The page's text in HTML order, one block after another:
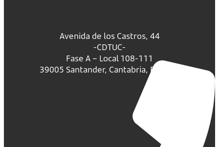
Avenida de los Castros, 44
-CDTUC-
Fase A – Local 108-111
39005 Santander, Cantabria, España.